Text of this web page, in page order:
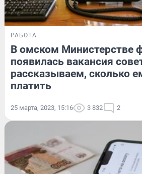
РАБОТА
В омском Министерстве
появилась вакансия
рассказываем, сколько
платить
25 марта, 2023, 15:16 3 832 2